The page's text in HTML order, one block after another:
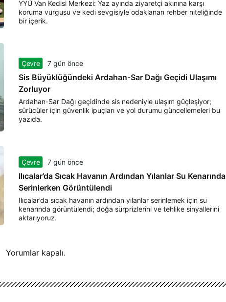
YYÜ Van Kedisi Merkezi: Yaz ayında ziyaretçi akınına karşı
koruma vurgusu ve kedi sevgisiyle odaklanan rehber niteliğinde
bir içerik.
Çevre 7 gün önce
Sis Büyüklüğündeki Ardahan-Sar Dağı Geçidi Ulaşımı
Zorluyor
Ardahan-Sar Dağı geçidinde sis nedeniyle ulaşım güçleşiyor;
sürücüler için güvenlik ipuçları ve yol durumu güncellemeleri bu
yazıda.
Çevre 7 gün önce
Ilıcalar’da Sıcak Havanın Ardından Yılanlar Su Kenarında
Serinlerken Görüntülendi
Ilıcalar’da sıcak havanın ardından yılanlar serinlemek için su
kenarında görüntülendi; doğa sürprizlerini ve tehlike sinyallerini
aktarıyoruz.
Yorumlar kapalı.